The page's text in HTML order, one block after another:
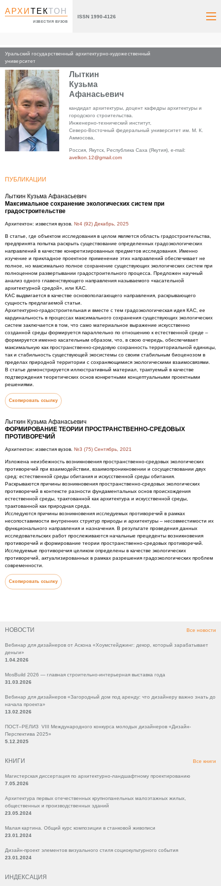
АРХИТЕКТОН
ИЗВЕСТИЯ ВУЗОВ
ISSN 1990-4126
Уральский государственный архитектурно-художественный
университет
НОВОСТИ Все новости
Вебинар для дизайнеров от Аскона «Хоумстейджинг: декор, который зарабатывает
деньги»
1.04.2026
MosBuild 2026 — главная строительно-интерьерная выставка года
31.03.2026
Вебинар для дизайнеров «Загородный дом под аренду: что дизайнеру важно знать до
начала проекта»
13.02.2026
ПОСТ–РЕЛИЗ VIII Международного конкурса молодых дизайнеров «Дизайн-
Перспектива 2025»
5.12.2025
КНИГИ Все книги
Магистерская диссертация по архитектурно-ландшафтному проектированию
7.05.2026
Архитектура первых отечественных крупнопанельных малоэтажных жилых,
общественных и производственных зданий
23.05.2024
Малая картина. Общий курс композиции в станковой живописи
23.01.2024
Дизайн-проект элементов визуального стиля социокультурного события
23.01.2024
ИНДЕКСАЦИЯ
Главная
Лыткин
Кузьма
Афанасьевич
кандидат архитектуры, доцент кафедры архитектуры и
городского строительства.
Инженерно-технический институт,
Северо-Восточный федеральный университет им. М. К.
Аммосова,
Россия, Якутск, Республика Саха (Якутия), e-mail:
avelkon.12@gmail.com
ПУБЛИКАЦИИ
Лыткин Кузьма Афанасьевич
Максимальное сохранение экологических систем при
градостроительстве
Архитектон: известия вузов. №4 (92) Декабрь, 2025
В статье, где объектом исследования в целом является область градостроительства,
предпринята попытка раскрыть существование определенных градоэкологических
направлений в качестве конкретизированных предметов исследования. Именно
изучение и прикладное проектное применение этих направлений обеспечивает не
полное, но максимально полное сохранение существующих экологических систем при
полноценном развертывании градостроительного процесса. Предложен научный
анализ одного главенствующего направления называемого «касательной
архитектурной средой», или КАС.
КАС выдвигается в качестве основополагающего направления, раскрывающего
сущность предлагаемой статьи.
Архитектурно-градостроительная и вместе с тем градоэкологическая идея КАС, ее
кардинальность в процессах максимального сохранения существующих экологических
систем заключается в том, что само материальное выражение искусственно
созданной среды формируется параллельно по отношению к естественной среде –
формируется именно касательным образом, что, в свою очередь, обеспечивает
максимальную как пространственно-средовую сохранность территориальной единицы,
так и стабильность существующей экосистемы со своим стабильным биоценозом в
пределах природной территории с сохраняющимися экологическими взаимосвязями.
В статье демонстрируется иллюстративный материал, трактуемый в качестве
подтверждения теоретических основ конкретными концептуальными проектными
решениями.
Скопировать ссылку
Лыткин Кузьма Афанасьевич
ФОРМИРОВАНИЕ ТЕОРИИ ПРОСТРАНСТВЕННО-СРЕДОВЫХ
ПРОТИВОРЕЧИЙ
Архитектон: известия вузов. №3 (75) Сентябрь, 2021
Изложена неизбежность возникновения пространственно-средовых экологических
противоречий при взаимодействии, взаимопроникновении и сосуществовании двух
сред: естественной среды обитания и искусственной среды обитания.
Раскрываются причины возникновения пространственно-средовых экологических
противоречий в контексте разности фундаментальных основ происхождения
естественной среды, трактованной как архитектура и искусственной среды,
трактованной как природная среда.
Исследуются причины возникновения исследуемых противоречий в рамках
несопоставимости внутренних структур природы и архитектуры – несовместимости их
функционального направления и назначения. В результате проведения данных
исследовательских работ прослеживаются начальные прецеденты возникновения
противоречий и формирование теории пространственно-средовых противоречий.
Исследуемые противоречия целиком определены в качестве экологических
противоречий, актуализированных в рамках разрешения градоэкологических проблем
современности.
Скопировать ссылку